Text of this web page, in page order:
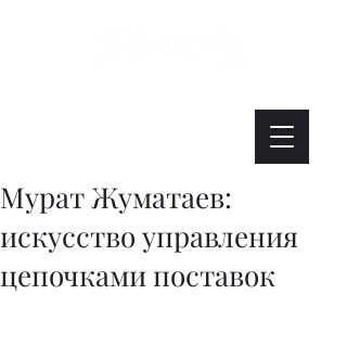
Мурат Жуматаев:
искусство управления
цепочками поставок